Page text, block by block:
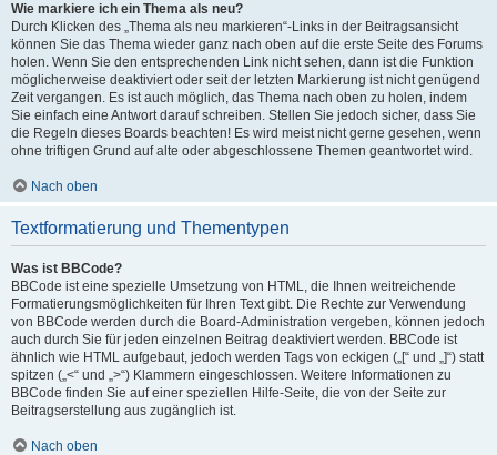
Wie markiere ich ein Thema als neu?
Durch Klicken des „Thema als neu markieren“-Links in der Beitragsansicht
können Sie das Thema wieder ganz nach oben auf die erste Seite des Forums
holen. Wenn Sie den entsprechenden Link nicht sehen, dann ist die Funktion
möglicherweise deaktiviert oder seit der letzten Markierung ist nicht genügend
Zeit vergangen. Es ist auch möglich, das Thema nach oben zu holen, indem
Sie einfach eine Antwort darauf schreiben. Stellen Sie jedoch sicher, dass Sie
die Regeln dieses Boards beachten! Es wird meist nicht gerne gesehen, wenn
ohne triftigen Grund auf alte oder abgeschlossene Themen geantwortet wird.
Nach oben
Textformatierung und Thementypen
Was ist BBCode?
BBCode ist eine spezielle Umsetzung von HTML, die Ihnen weitreichende
Formatierungsmöglichkeiten für Ihren Text gibt. Die Rechte zur Verwendung
von BBCode werden durch die Board-Administration vergeben, können jedoch
auch durch Sie für jeden einzelnen Beitrag deaktiviert werden. BBCode ist
ähnlich wie HTML aufgebaut, jedoch werden Tags von eckigen („[“ und „]“) statt
spitzen („<“ und „>“) Klammern eingeschlossen. Weitere Informationen zu
BBCode finden Sie auf einer speziellen Hilfe-Seite, die von der Seite zur
Beitragserstellung aus zugänglich ist.
Nach oben